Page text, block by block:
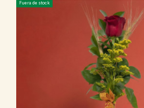
Fuera de stock